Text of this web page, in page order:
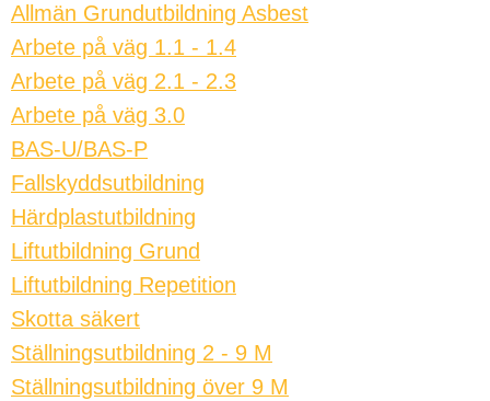
Allmän Grundutbildning Asbest
Arbete på väg 1.1 - 1.4
Arbete på väg 2.1 - 2.3
Arbete på väg 3.0
BAS-U/BAS-P
Fallskyddsutbildning
Härdplastutbildning
Liftutbildning Grund
Liftutbildning Repetition
Skotta säkert
Ställningsutbildning 2 - 9 M
Ställningsutbildning över 9 M